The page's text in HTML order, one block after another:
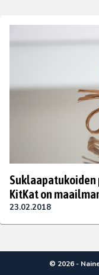
KitKat on
23.02.2018
© 2026 -